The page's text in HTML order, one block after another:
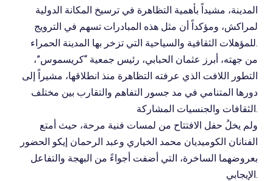
المدينة، مشيداً بأهمية التظاهرة في ترسيخ المكانة الدولية
لمراكش، ومؤكداً أن مثل هذه المبادرات تسهم في الترويج
للمؤهلات الثقافية والسياحية التي تزخر بها المدينة الحمراء.
من جهته، أبرز عثمان الحبابي، رئيس جمعية “كريسموس”،
التطور اللافت الذي عرفته التظاهرة منذ انطلاقها، مشيراً إلى
دورها المتنامي في مد جسور التفاهم والتقارب بين مختلف
الثقافات والجنسيات المشاركة.
ولم يخلُ حفل الافتتاح من لمسات فنية مرحة، حيث أمتع
الفنانان الكوميديان محمد الخياري وعبد الرحمان إيكو الحضور
بعروضهما الساخرة، التي أضفت أجواءً من البهجة والتفاعل
الإيجابي.